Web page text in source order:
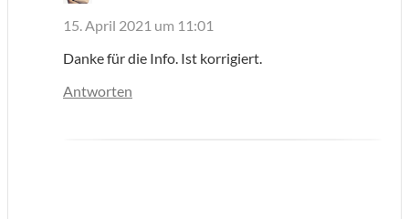
15. April 2021 um 11:01
Danke für die Info. Ist korrigiert.
Antworten